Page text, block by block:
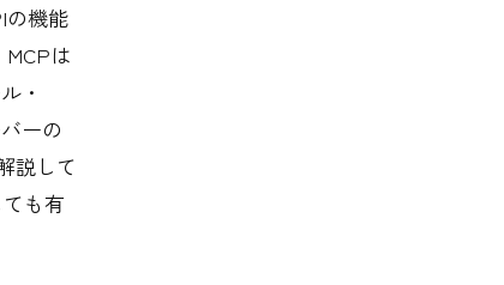
の機能
は
・
ーの
説して
も有